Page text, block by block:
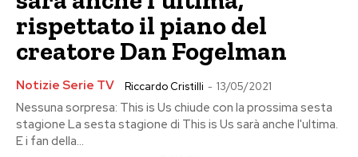
rispettato il piano del
creatore Dan Fogelman
Notizie Serie TV Riccardo Cristilli - 13/05/2021
Nessuna sorpresa: This is Us chiude con la prossima sesta
stagione La sesta stagione di This is Us sarà anche l'ultima.
E i fan della...